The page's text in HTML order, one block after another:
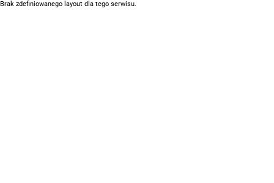
Brak zdefiniowanego layout dla tego serwisu.